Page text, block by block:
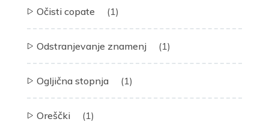
Očisti copate (1)
Odstranjevanje znamenj (1)
Ogljična stopnja (1)
Oreščki (1)